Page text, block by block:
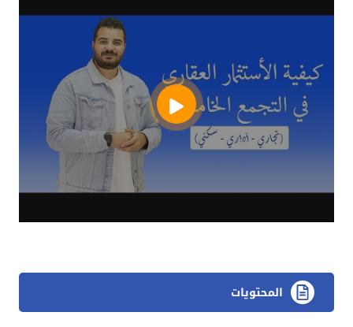
المحتويات